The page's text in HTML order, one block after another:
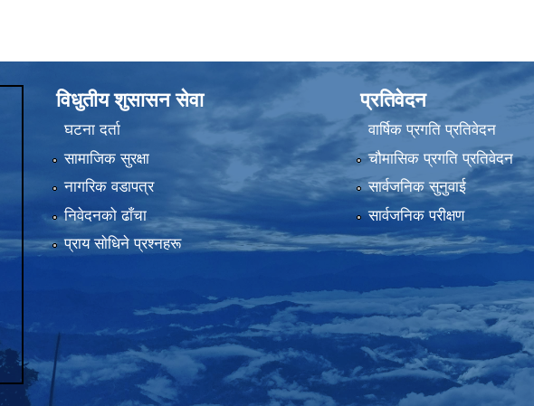
विधुतीय शुसासन सेवा
घटना दर्ता
सामाजिक सुरक्षा
नागरिक वडापत्र
निवेदनको ढाँचा
प्राय साेधिने प्रश्नहरू
प्रतिवेदन
वार्षिक प्रगति प्रतिवेदन
चौमासिक प्रगति प्रतिवेदन
सार्वजनिक सुनुवाई
सार्वजनिक परीक्षण